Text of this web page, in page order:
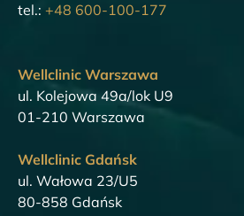
tel.: +48 600-100-177
Wellclinic Warszawa
ul. Kolejowa 49a/lok U9
01-210 Warszawa
Wellclinic Gdańsk
ul. Wałowa 23/U5
80-858 Gdańsk